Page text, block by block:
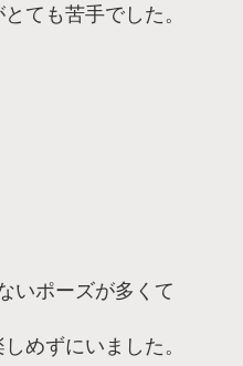
ても苦手でした。
いポーズが多くて
めずにいました。